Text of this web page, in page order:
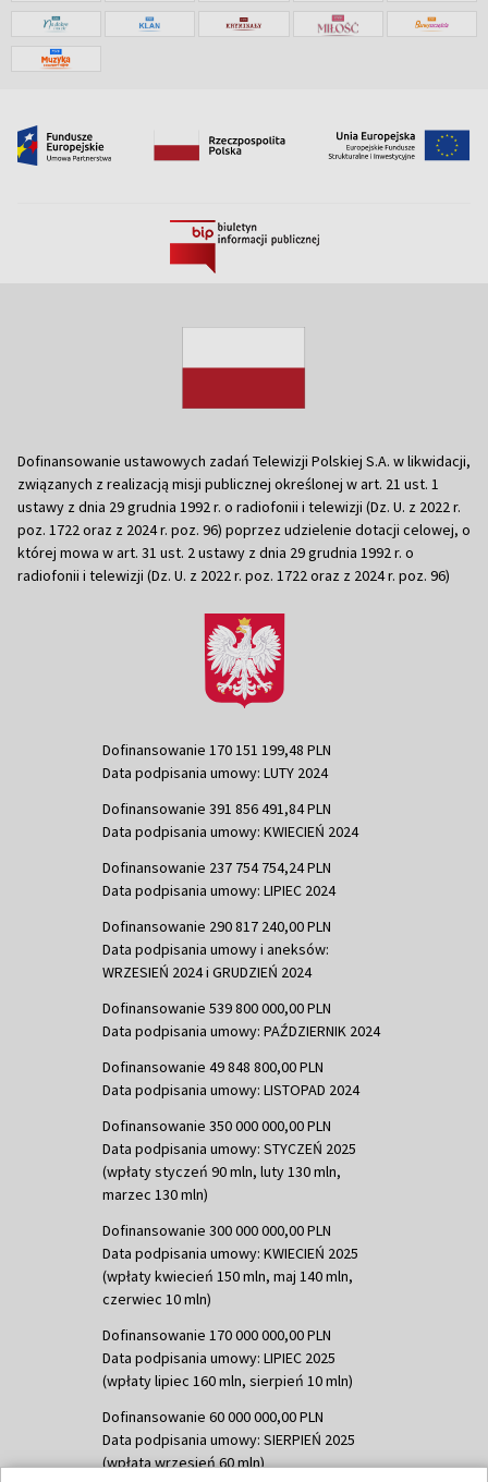
Dofinansowanie ustawowych zadań Telewizji Polskiej S.A. w likwidacji,
związanych z realizacją misji publicznej określonej w art. 21 ust. 1
ustawy z dnia 29 grudnia 1992 r. o radiofonii i telewizji (Dz. U. z 2022 r.
poz. 1722 oraz z 2024 r. poz. 96) poprzez udzielenie dotacji celowej, o
której mowa w art. 31 ust. 2 ustawy z dnia 29 grudnia 1992 r. o
radiofonii i telewizji (Dz. U. z 2022 r. poz. 1722 oraz z 2024 r. poz. 96)
Dofinansowanie 170 151 199,48 PLN
Data podpisania umowy: LUTY 2024
Dofinansowanie 391 856 491,84 PLN
Data podpisania umowy: KWIECIEŃ 2024
Dofinansowanie 237 754 754,24 PLN
Data podpisania umowy: LIPIEC 2024
Dofinansowanie 290 817 240,00 PLN
Data podpisania umowy i aneksów:
WRZESIEŃ 2024 i GRUDZIEŃ 2024
Dofinansowanie 539 800 000,00 PLN
Data podpisania umowy: PAŹDZIERNIK 2024
Dofinansowanie 49 848 800,00 PLN
Data podpisania umowy: LISTOPAD 2024
Dofinansowanie 350 000 000,00 PLN
Data podpisania umowy: STYCZEŃ 2025
(wpłaty styczeń 90 mln, luty 130 mln,
marzec 130 mln)
Dofinansowanie 300 000 000,00 PLN
Data podpisania umowy: KWIECIEŃ 2025
(wpłaty kwiecień 150 mln, maj 140 mln,
czerwiec 10 mln)
Dofinansowanie 170 000 000,00 PLN
Data podpisania umowy: LIPIEC 2025
(wpłaty lipiec 160 mln, sierpień 10 mln)
Dofinansowanie 60 000 000,00 PLN
Data podpisania umowy: SIERPIEŃ 2025
(wpłata wrzesień 60 mln)